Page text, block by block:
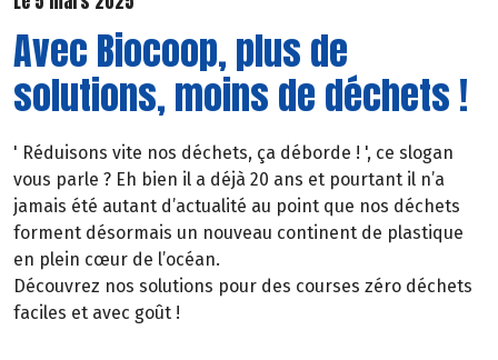
Avec Biocoop, plus de
solutions, moins de déchets !
' Réduisons vite nos déchets, ça déborde ! ', ce slogan
vous parle ? Eh bien il a déjà 20 ans et pourtant il n’a
jamais été autant d’actualité au point que nos déchets
forment désormais un nouveau continent de plastique
en plein cœur de l’océan.
Découvrez nos solutions pour des courses zéro déchets
faciles et avec goût !